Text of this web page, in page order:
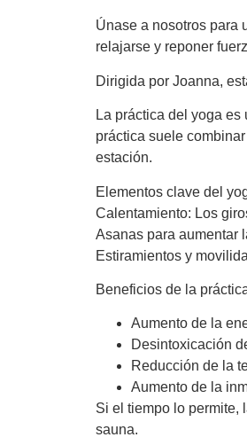
Únase a nosotros para
relajarse y reponer
Dirigida por Joanna,
La práctica del yoga
práctica suele
estación.
Elementos clave del
Calentamiento: Los
Asanas para aumentar
Estiramientos y
Beneficios de la
Aumento de la
Desintoxicación
Reducción de la
Aumento de la
Si el tiempo lo permite,
sauna.